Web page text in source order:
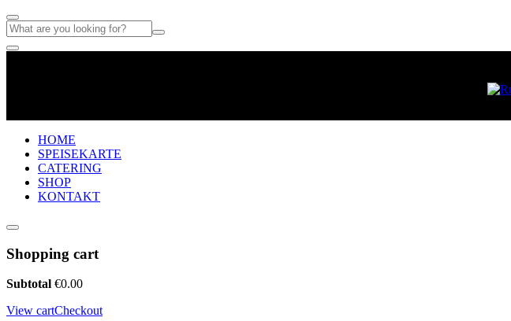
HOME
SPEISEKARTE
CATERING
SHOP
KONTAKT
Shopping cart
Subtotal €0.00
View cartCheckout